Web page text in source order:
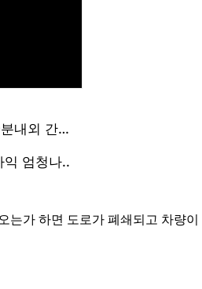
가 하면 도로가 폐쇄되고 차량